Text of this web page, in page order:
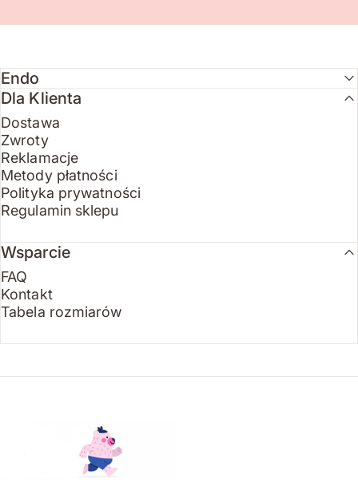
Endo
Dla Klienta
Dostawa
Zwroty
Reklamacje
Metody płatności
Polityka prywatności
Regulamin sklepu
Wsparcie
FAQ
Kontakt
Tabela rozmiarów